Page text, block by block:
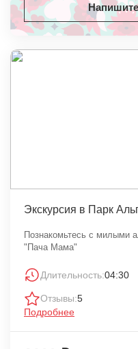
Экскурсия в Парк
Познакомьтесь с милыми
"Пача Мама"
Длительность:04:30
Отзывы:5
Подробнее